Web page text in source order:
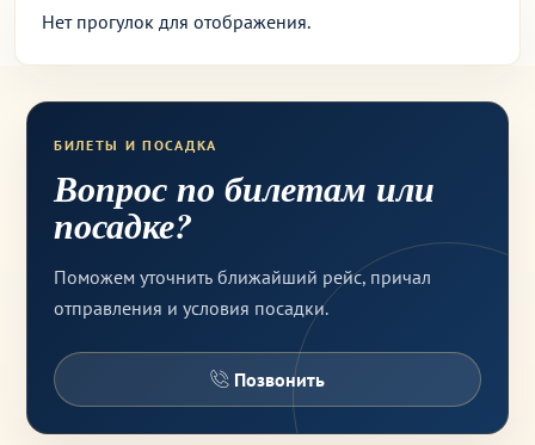
Нет прогулок для отображения.
БИЛЕТЫ И ПОСАДКА
Вопрос по билетам или
посадке?
Поможем уточнить ближайший рейс, причал
отправления и условия посадки.
Позвонить